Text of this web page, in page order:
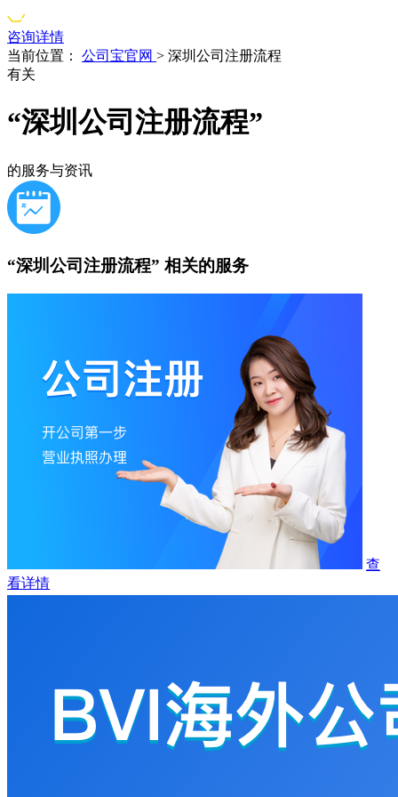
咨询详情
当前位置：
公司宝官网 > 深圳公司注册流程
有关
“深圳公司注册流程”
的服务与资讯
“深圳公司注册流程” 相关的服务
查
看详情